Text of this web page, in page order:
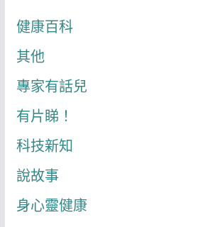
健康百科
其他
專家有話兒
有片睇！
科技新知
說故事
身心靈健康